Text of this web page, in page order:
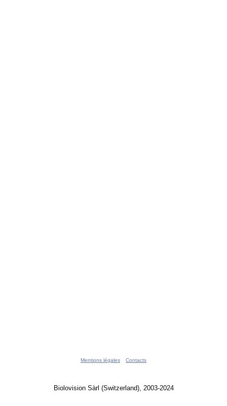
Mentions légales Contacts
Biolovision Sàrl (Switzerland), 2003-2024